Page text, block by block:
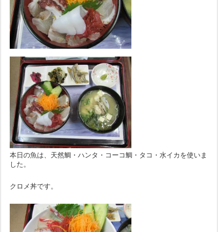
本日の魚は、天然鯛・ハンタ・コーコ鯛・タコ・水イカを使いま
した。
クロメ丼です。